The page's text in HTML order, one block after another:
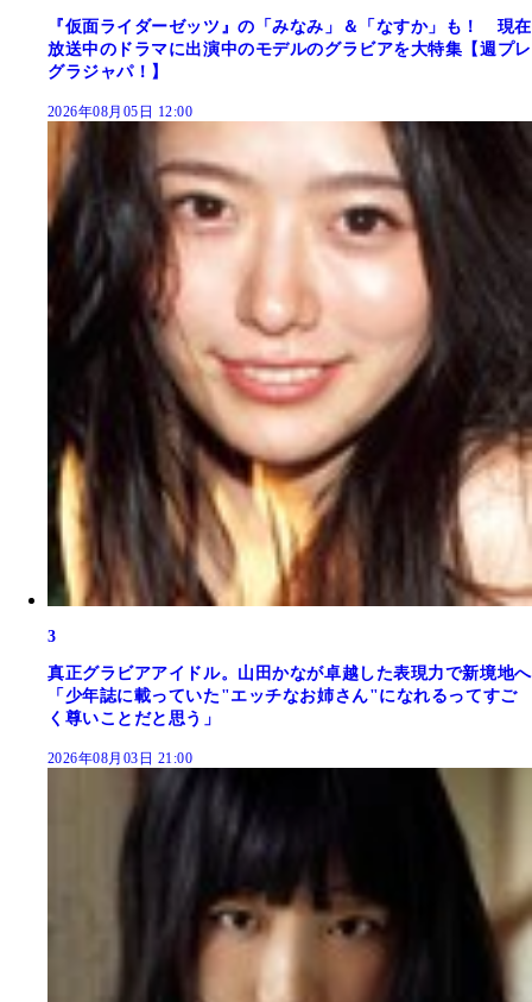
『仮面ライダーゼッツ』の「みなみ」＆「なすか」も！ 現在
放送中のドラマに出演中のモデルのグラビアを大特集【週プレ
グラジャパ！】
2026年08月05日 12:00
3
真正グラビアアイドル。山田かなが卓越した表現力で新境地へ
「少年誌に載っていた"エッチなお姉さん"になれるってすご
く尊いことだと思う」
2026年08月03日 21:00